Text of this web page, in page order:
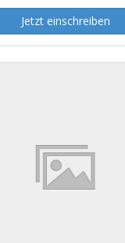
Jetzt einschreiben